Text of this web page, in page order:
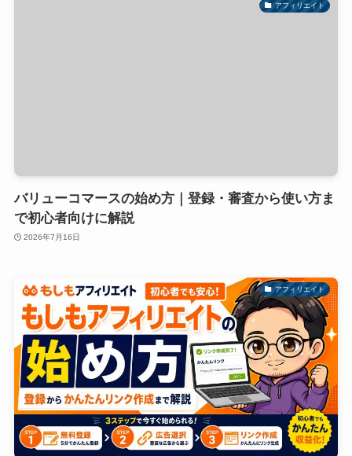
アフィリエイト
バリューコマースの始め方｜登録・審査から使い方ま
で初心者向けに解説
2026年7月16日
アフィリエイト